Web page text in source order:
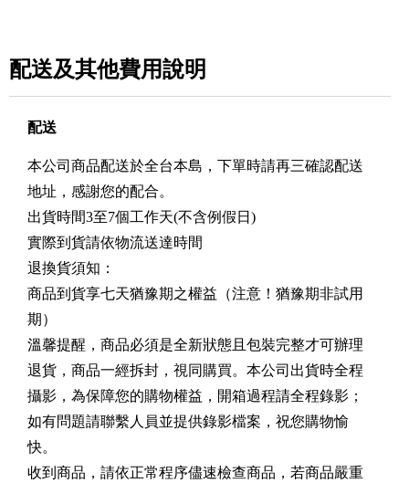
配送及其他費用說明
配送
本公司商品配送於全台本島，下單時請再三確認配送
地址，感謝您的配合。
出貨時間3至7個工作天(不含例假日)
實際到貨請依物流送達時間
退換貨須知：
商品到貨享七天猶豫期之權益（注意！猶豫期非試用
期）
溫馨提醒，商品必須是全新狀態且包裝完整才可辦理
退貨，商品一經拆封，視同購買。本公司出貨時全程
攝影，為保障您的購物權益，開箱過程請全程錄影；
如有問題請聯繫人員並提供錄影檔案，祝您購物愉
快。
收到商品，請依正常程序儘速檢查商品，若商品嚴重